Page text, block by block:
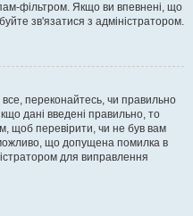
фільтром. Якщо ви впевнені, що
зв'язатися з адміністратором.
переконайтесь, чи правильно
дані введені правильно, то
щоб перевірити, чи не був вам
що допущена помилка в
для виправлення